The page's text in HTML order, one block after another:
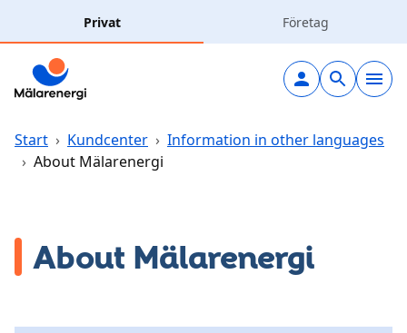
Privat Företag
Elavtal
Elnät
Start › Kundcenter › Information in other languages
› About Mälarenergi
About Mälarenergi